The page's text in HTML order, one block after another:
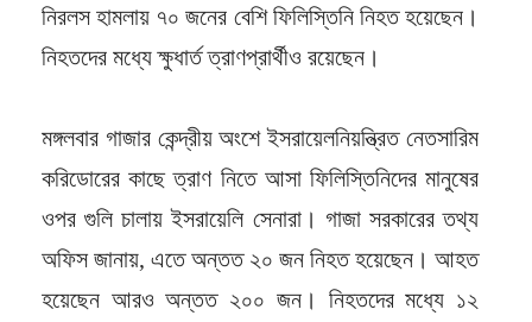
নিরলস হামলায় ৭০ জনের বেশি ফিলিস্তিনি নিহত হয়েছেন।
নিহতদের মধ্যে ক্ষুধার্ত ত্রাণপ্রার্থীও রয়েছেন।
মঙ্গলবার গাজার কেন্দ্রীয় অংশে ইসরায়েলনিয়ন্ত্রিত নেতসারিম
করিডোরের কাছে ত্রাণ নিতে আসা ফিলিস্তিনিদের মানুষের
ওপর গুলি চালায় ইসরায়েলি সেনারা। গাজা সরকারের তথ্য
অফিস জানায়, এতে অন্তত ২০ জন নিহত হয়েছেন। আহত
হয়েছেন আরও অন্তত ২০০ জন। নিহতদের মধ্যে ১২